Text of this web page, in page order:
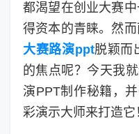
都渴望在创业大赛
得资本的青睐。然
大赛路演ppt脱颖而
的焦点呢？今天我
演PPT制作秘籍，
彩演示大师来打造它